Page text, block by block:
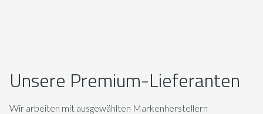
Unsere Premium-Lieferanten
Wir arbeiten mit ausgewählten Markenherstellern